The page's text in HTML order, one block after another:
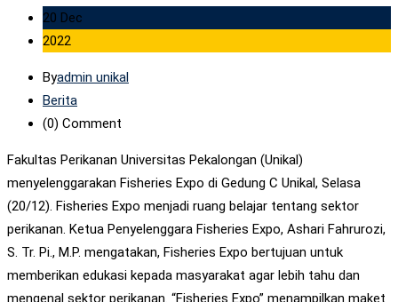
20 Dec
2022
Byadmin unikal
Berita
(0) Comment
Fakultas Perikanan Universitas Pekalongan (Unikal)
menyelenggarakan Fisheries Expo di Gedung C Unikal, Selasa
(20/12). Fisheries Expo menjadi ruang belajar tentang sektor
perikanan. Ketua Penyelenggara Fisheries Expo, Ashari Fahrurozi,
S. Tr. Pi., M.P. mengatakan, Fisheries Expo bertujuan untuk
memberikan edukasi kepada masyarakat agar lebih tahu dan
mengenal sektor perikanan. “Fisheries Expo” menampilkan maket